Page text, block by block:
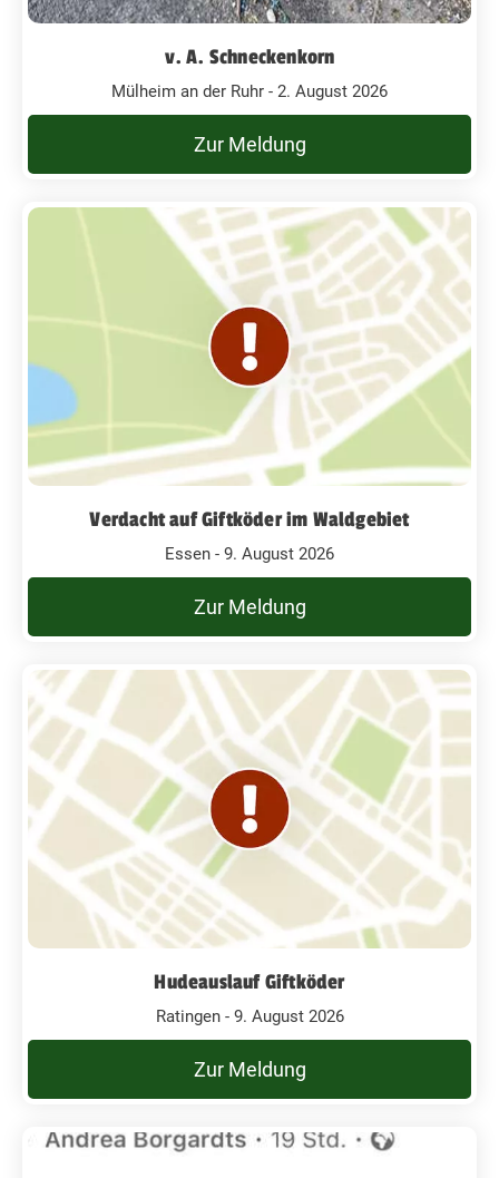
v. A. Schneckenkorn
Mülheim an der Ruhr - 2. August 2026
Zur Meldung
Verdacht auf Giftköder im Waldgebiet
Essen - 9. August 2026
Zur Meldung
Hudeauslauf Giftköder
Ratingen - 9. August 2026
Zur Meldung